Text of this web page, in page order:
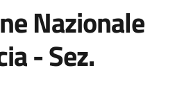
Nazionale
- Sez.